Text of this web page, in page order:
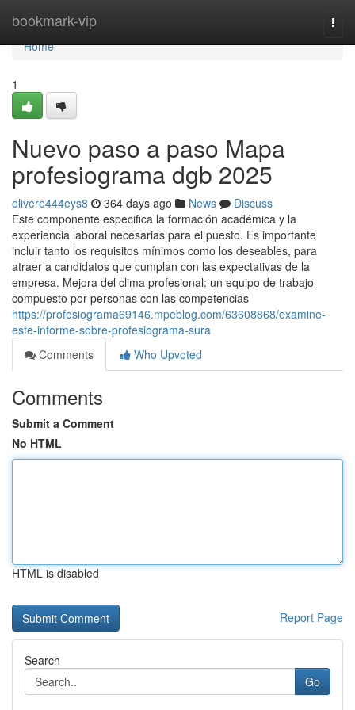
bookmark-vip
Home
Home
1
Nuevo paso a paso Mapa
profesiograma dgb 2025
olivere444eys8 364 days ago News
Discuss
Este componente especifica la formación académica y la
experiencia laboral necesarias para el puesto. Es importante
incluir tanto los requisitos mínimos como los deseables, para
atraer a candidatos que cumplan con las expectativas de la
empresa. Mejora del clima profesional: un equipo de trabajo
compuesto por personas con las competencias
https://profesiograma69146.mpeblog.com/63608868/examine-
este-informe-sobre-profesiograma-sura
Comments
Who Upvoted
Comments
Submit a Comment
No HTML
HTML is disabled
Report Page
Search
Go